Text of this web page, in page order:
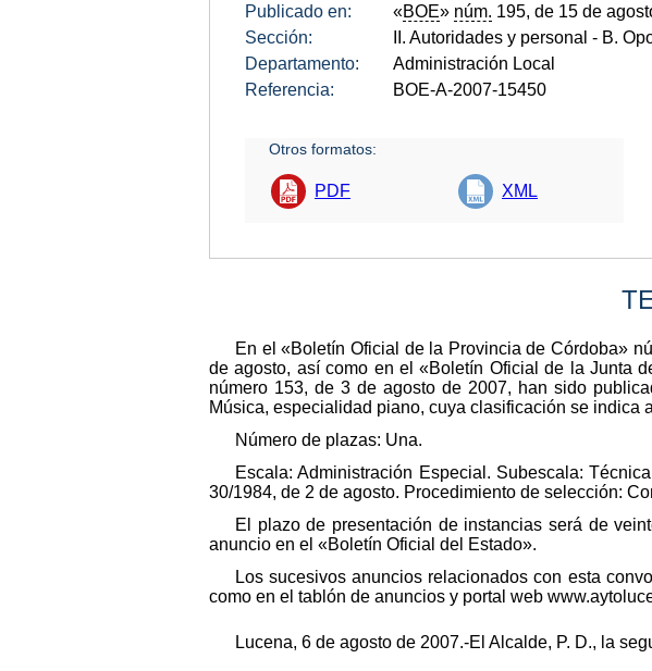
Publicado en: «BOE» núm. 195, de 15 de
Sección:
II. Autoridades y personal - B.
Departamento:
Administración Local
Referencia:
BOE-A-2007-15450
Otros formatos:
PDF XML
En el «Boletín Oficial de la Provincia de Córdoba»
de agosto, así como en el «Boletín Oficial de la Junta
número 153, de 3 de agosto de 2007, han sido
Música, especialidad piano, cuya clasificación se
Número de plazas: Una.
Escala: Administración Especial. Subescala:
30/1984, de 2 de agosto. Procedimiento de selección:
El plazo de presentación de instancias será de
anuncio en el «Boletín Oficial del Estado».
Los sucesivos anuncios relacionados con esta
como en el tablón de anuncios y portal web
Lucena, 6 de agosto de 2007.-El Alcalde, P. D., la